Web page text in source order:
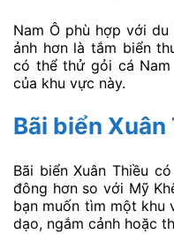
Nam Ô phù hợp với
ảnh hơn là tắm biển
có thể thử gỏi cá
của khu vực này.
Bãi biển Xuân
Bãi biển Xuân Thiều
đông hơn so với Mỹ
bạn muốn tìm một khu
dạo, ngắm cảnh hoặc